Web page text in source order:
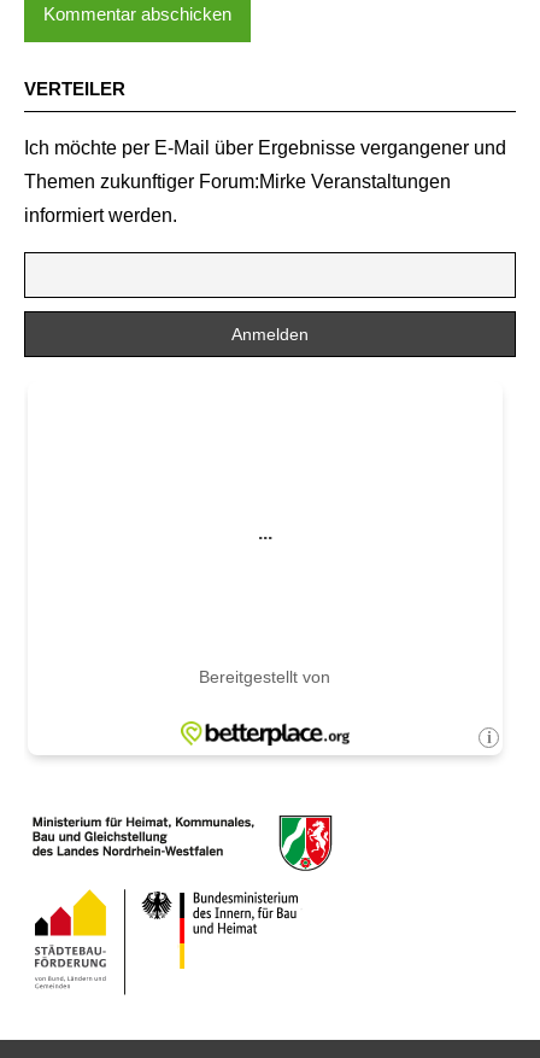
VERTEILER
Ich möchte per E-Mail über Ergebnisse vergangener und
Themen zukunftiger Forum:Mirke Veranstaltungen
informiert werden.